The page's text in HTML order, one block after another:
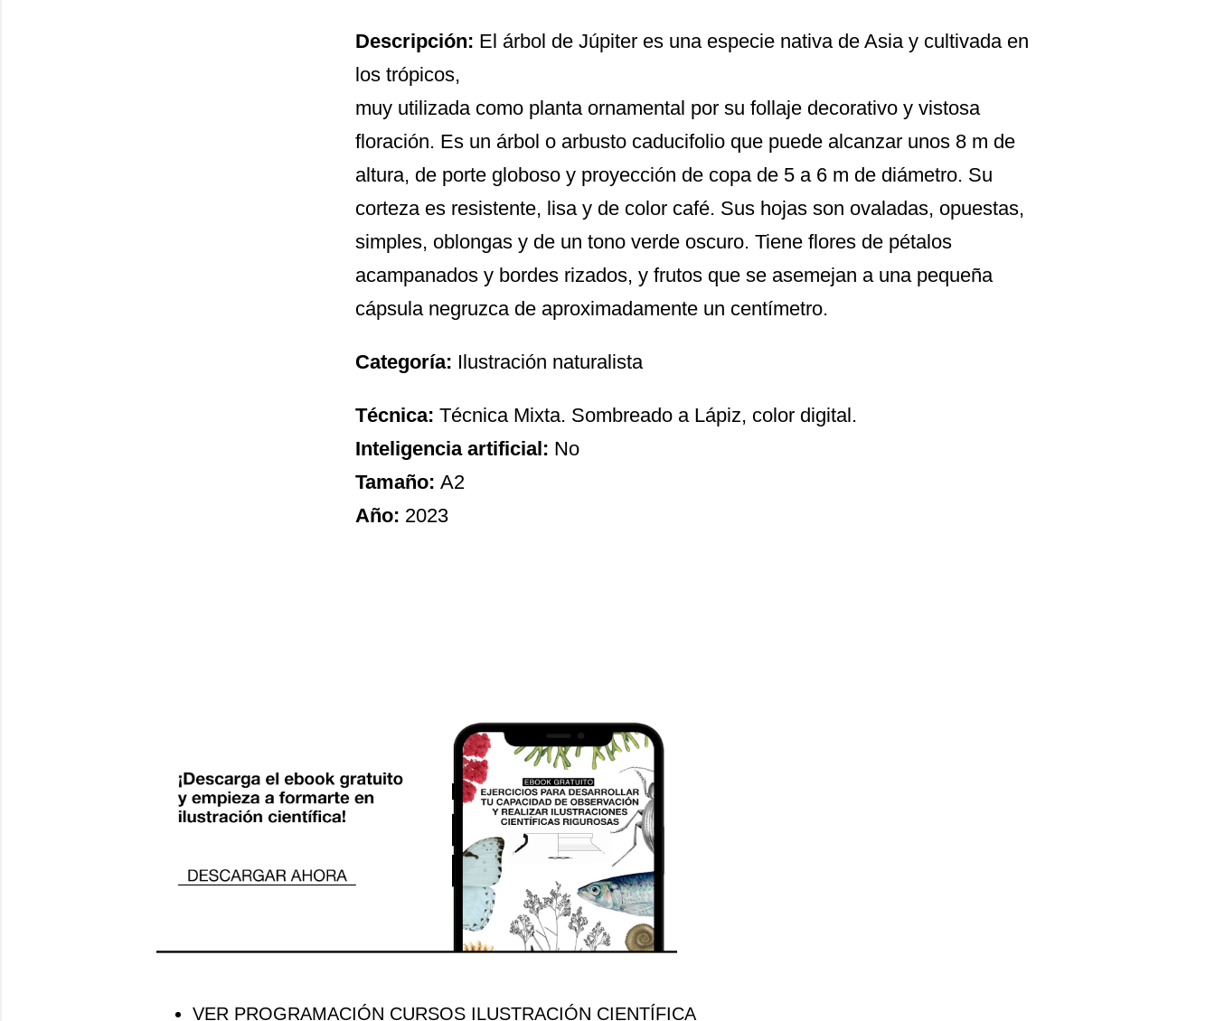
Descripción: El árbol de Júpiter es una especie nativa de Asia y cultivada en
los trópicos,
muy utilizada como planta ornamental por su follaje decorativo y vistosa
floración. Es un árbol o arbusto caducifolio que puede alcanzar unos 8 m de
altura, de porte globoso y proyección de copa de 5 a 6 m de diámetro. Su
corteza es resistente, lisa y de color café. Sus hojas son ovaladas, opuestas,
simples, oblongas y de un tono verde oscuro. Tiene flores de pétalos
acampanados y bordes rizados, y frutos que se asemejan a una pequeña
cápsula negruzca de aproximadamente un centímetro.
Categoría: Ilustración naturalista
Técnica: Técnica Mixta. Sombreado a Lápiz, color digital.
Inteligencia artificial: No
Tamaño: A2
Año: 2023
VER PROGRAMACIÓN CURSOS ILUSTRACIÓN CIENTÍFICA